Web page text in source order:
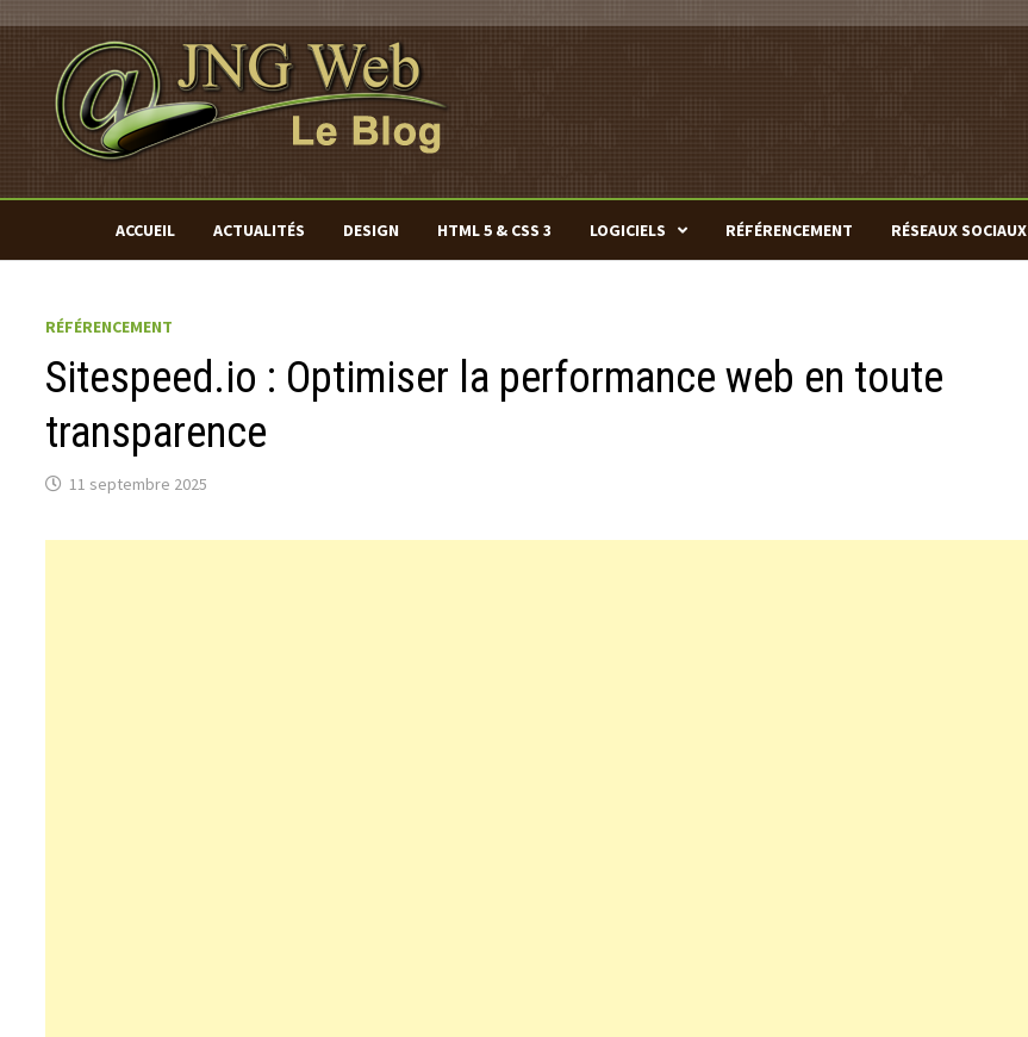
contenu
ACCUEIL ACTUALITÉS DESIGN HTML 5 & CSS 3 LOGICIELS RÉFÉRENCEMENT RÉSEAUX SOCIAUX
RÉFÉRENCEMENT
Sitespeed.io : Optimiser la performance web en toute
transparence
11 septembre 2025